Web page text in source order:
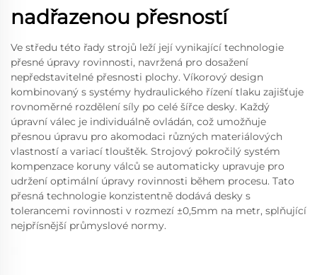
nadřazenou přesností
Ve středu této řady strojů leží její vynikající technologie
přesné úpravy rovinnosti, navržená pro dosažení
nepředstavitelné přesnosti plochy. Víkorový design
kombinovaný s systémy hydraulického řízení tlaku zajišťuje
rovnoměrné rozdělení síly po celé šířce desky. Každý
úpravní válec je individuálně ovládán, což umožňuje
přesnou úpravu pro akomodaci různých materiálových
vlastností a variací tlouštěk. Strojový pokročilý systém
kompenzace koruny válců se automaticky upravuje pro
udržení optimální úpravy rovinnosti během procesu. Tato
přesná technologie konzistentně dodává desky s
tolerancemi rovinnosti v rozmezí ±0,5mm na metr, splňující
nejpřísnější průmyslové normy.